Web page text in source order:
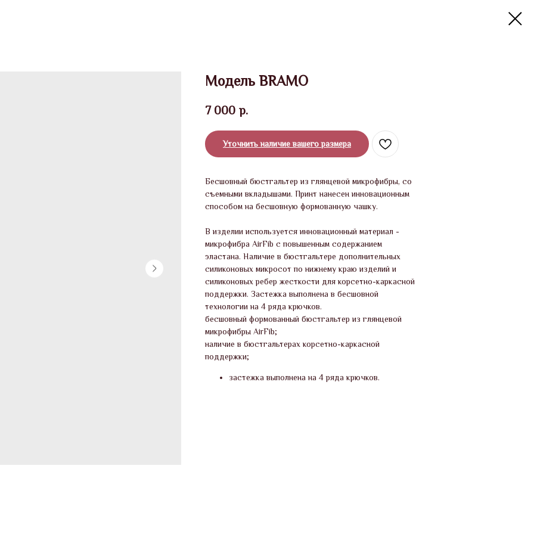
Модель BRAMO
7 000 р.
Уточнить наличие вашего размера
Бесшовный бюстгальтер из глянцевой микрофибры, со
съемными вкладышами. Принт нанесен инновационным
способом на бесшовную формованную чашку.
В изделии используется инновационный материал -
микрофибра AirFib с повышенным содержанием
эластана. Наличие в бюстгальтере дополнительных
силиконовых микросот по нижнему краю изделий и
силиконовых ребер жесткости для корсетно-каркасной
поддержки. Застежка выполнена в бесшовной
технологии на 4 ряда крючков.
бесшовный формованный бюстгальтер из глянцевой
микрофибры AirFib;
наличие в бюстгальтерах корсетно-каркасной
поддержки;
застежка выполнена на 4 ряда крючков.